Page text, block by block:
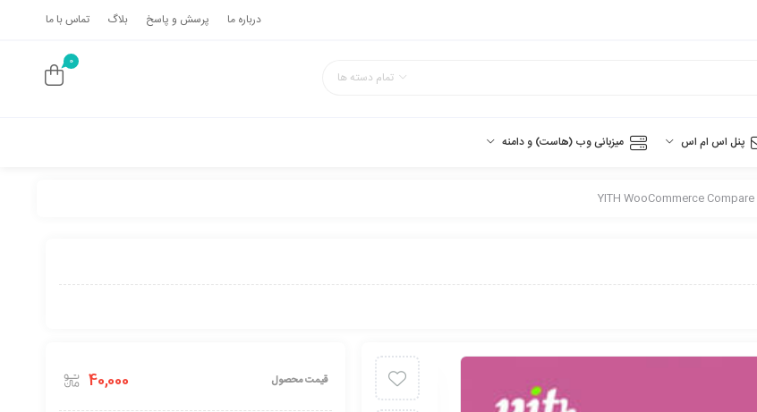
درباره ما پرسش و پاسخ بلاگ تماس با ما
تمام دسته ها
0
پنل اس ام اس میزبانی وب (هاست) و دامنه
قیمت محصول 40,000